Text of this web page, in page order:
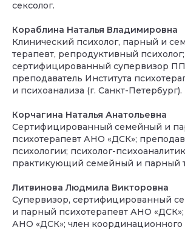
сексолог.
Кораблина Наталья Владимировна
Клинический психолог, парный и
терапевт, репродуктивный психолог;
сертифицированный супервизор
преподаватель Института
и психоанализа (г. Санкт-Петербург).
Корчагина Наталья Анатольевна
Сертифицированный семейный и
психотерапевт АНО «ДСК»;
психологии; психолог-
практикующий семейный и парный
Литвинова Людмила Викторовна
Супервизор, сертифицированный
и парный психотерапевт АНО «ДСК»;
АНО «ДСК»; член координационного
Сведения об организации
16 + ©АНО «ДСК» 2024 -2026
Сайт сделан в АртФактор